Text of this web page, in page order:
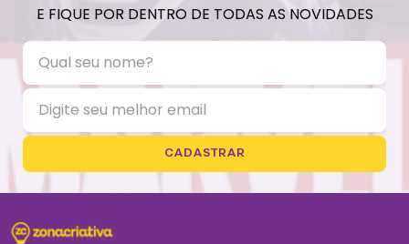
E FIQUE POR DENTRO DE TODAS AS NOVIDADES
CADASTRAR